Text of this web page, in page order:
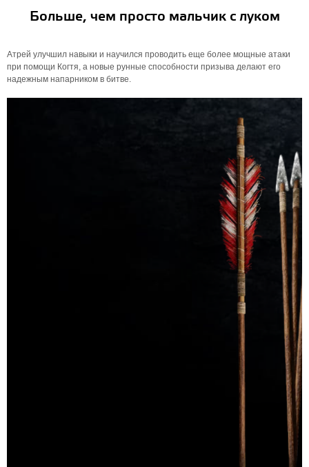
Больше, чем просто мальчик с луком
Атрей улучшил навыки и научился проводить еще более мощные атаки
при помощи Когтя, а новые рунные способности призыва делают его
надежным напарником в битве.